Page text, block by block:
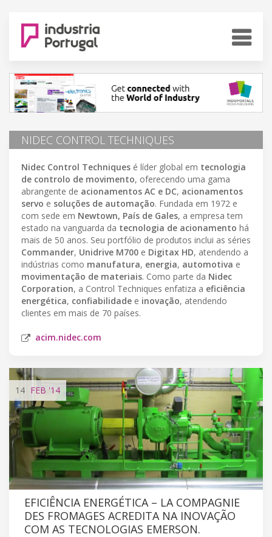
NIDEC CONTROL TECHNIQUES
Nidec Control Techniques é líder global em tecnologia
de controlo de movimento, oferecendo uma gama
abrangente de acionamentos AC e DC, acionamentos
servo e soluções de automação. Fundada em 1972 e
com sede em Newtown, País de Gales, a empresa tem
estado na vanguarda da tecnologia de acionamento há
mais de 50 anos. Seu portfólio de produtos inclui as séries
Commander, Unidrive M700 e Digitax HD, atendendo a
indústrias como manufatura, energia, automotiva e
movimentação de materiais. Como parte da Nidec
Corporation, a Control Techniques enfatiza a eficiência
energética, confiabilidade e inovação, atendendo
clientes em mais de 70 países.
acim.nidec.com
14 FEB '14
EFICIÊNCIA ENERGÉTICA – LA COMPAGNIE
DES FROMAGES ACREDITA NA INOVAÇÃO
COM AS TECNOLOGIAS EMERSON.